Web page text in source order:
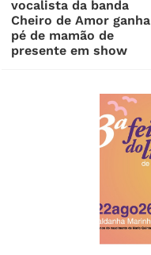
vocalista da banda
Cheiro de Amor ganha
pé de mamão de
presente em show